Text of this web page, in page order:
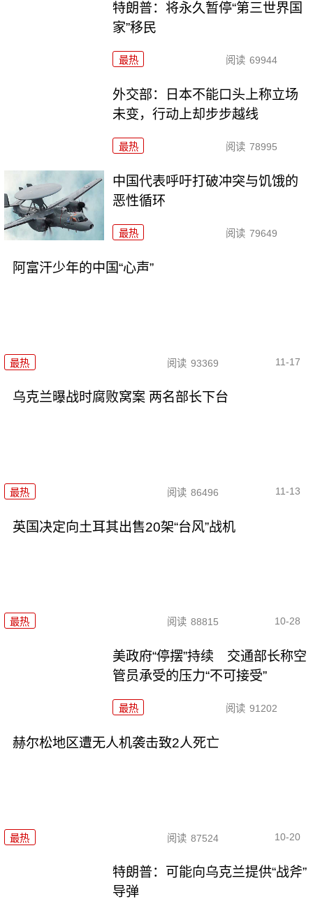
特朗普：将永久暂停“第三世界国
家”移民
最热 阅读 69944
外交部：日本不能口头上称立场
未变，行动上却步步越线
最热 阅读 78995
中国代表呼吁打破冲突与饥饿的
恶性循环
最热 阅读 79649
阿富汗少年的中国“心声”
最热 阅读 93369 11-17
乌克兰曝战时腐败窝案 两名部长下台
最热 阅读 86496 11-13
英国决定向土耳其出售20架“台风”战机
最热 阅读 88815 10-28
美政府“停摆”持续 交通部长称空
管员承受的压力“不可接受”
最热 阅读 91202
赫尔松地区遭无人机袭击致2人死亡
最热 阅读 87524 10-20
特朗普：可能向乌克兰提供“战斧”
导弹